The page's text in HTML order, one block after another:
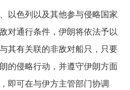
色列以及其他参与侵略国家
对通行条件，伊朗将依法予以
其有关联的非敌对船只，只要
的侵略行动，并遵守伊朗方面
即可在与伊方主管部门协调